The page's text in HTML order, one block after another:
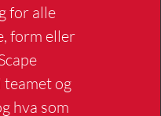
for alle
form eller
og
hva som